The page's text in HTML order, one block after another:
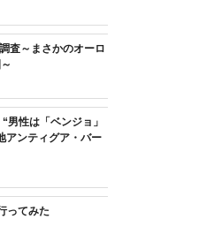
査～まさかのオーロ
男性は「ベンジョ」
アンティグア・バー
ってみた